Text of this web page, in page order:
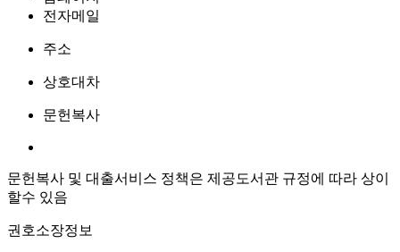
전자메일
주소
상호대차
문헌복사
문헌복사 및 대출서비스 정책은 제공도서관 규정에 따라 상이
할수 있음
권호소장정보